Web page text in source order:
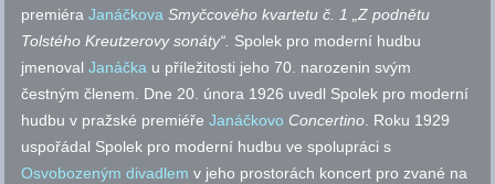
premiéraJanáčkova Smyčcového kvartetuč. 1 „Z podnětu
Tolstého Kreutzerovy sonáty“. Spolek pro moderní hudbu
jmenovalJanáčka u příležitosti jeho 70. narozenin svým
čestným členem. Dne 20. února 1926 uvedl Spolek pro moderní
hudbu v pražské premiéřeJanáčkovo Concertino. Roku 1929
uspořádal Spolek pro moderní hudbu ve spolupráci s
Osvobozeným divadlem v jeho prostorách koncert pro zvané na